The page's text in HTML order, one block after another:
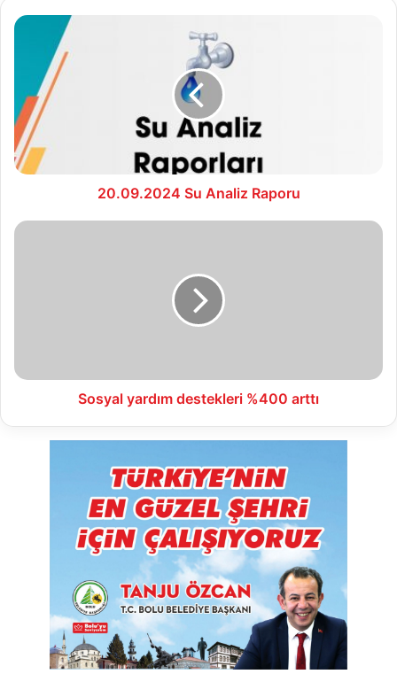
20.09.2024
Raporu
20.09.2024 Su Analiz Raporu
Sosyal
Sosyal yardım destekleri %400 arttı